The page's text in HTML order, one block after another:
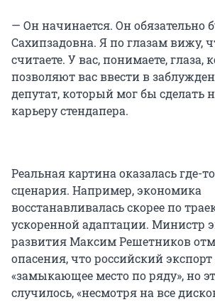
— Он начинается. Он обязательно
Сахипзадовна. Я по глазам вижу,
считаете. У вас, понимаете, глаза,
позволяют вас ввести в
депутат, который мог бы сделать
карьеру стендапера.
Реальная картина оказалась где-
сценария. Например, экономика
восстанавливалась скорее по
ускоренной адаптации. Министр
развития Максим Решетников
опасения, что российский
«замыкающее место по ряду», но
случилось, «несмотря на все